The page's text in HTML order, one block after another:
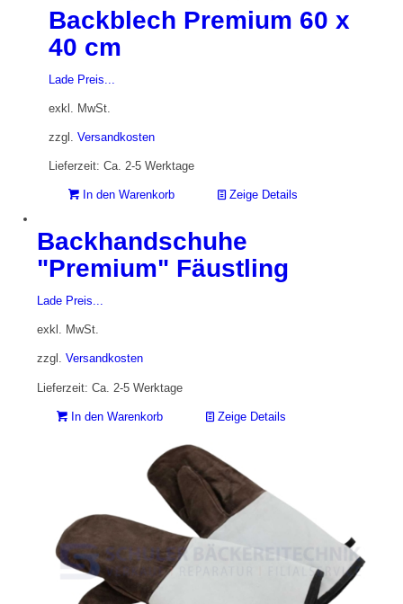
Backblech Premium 60 x
40 cm
Lade Preis...
exkl. MwSt.
zzgl. Versandkosten
Lieferzeit: Ca. 2-5 Werktage
In den Warenkorb Zeige Details
Backhandschuhe
"Premium" Fäustling
Lade Preis...
exkl. MwSt.
zzgl. Versandkosten
Lieferzeit: Ca. 2-5 Werktage
In den Warenkorb Zeige Details